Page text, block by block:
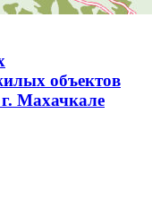
объектов
г. Махачкале